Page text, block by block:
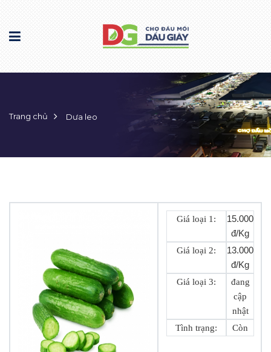
Trang chủ Dưa leo
Giá loại 1:
15.000
đ/Kg
Giá loại 2:
13.000
đ/Kg
Giá loại 3:
đang
cập
nhật
Tình trạng:
Còn